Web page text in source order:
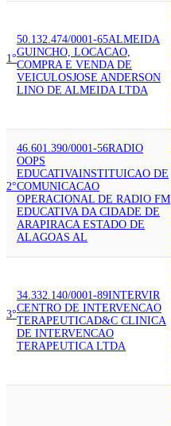
1°
50.132.474/0001-65ALMEIDA
GUINCHO, LOCACAO,
COMPRA E VENDA DE
VEICULOSJOSE ANDERSON
LINO DE ALMEIDA LTDA
2°
46.601.390/0001-56RADIO
OOPS
EDUCATIVAINSTITUICAO DE
COMUNICACAO
OPERACIONAL DE RADIO FM
EDUCATIVA DA CIDADE DE
ARAPIRACA ESTADO DE
ALAGOAS AL
3°
34.332.140/0001-89INTERVIR
CENTRO DE INTERVENCAO
TERAPEUTICAD&C CLINICA
DE INTERVENCAO
TERAPEUTICA LTDA